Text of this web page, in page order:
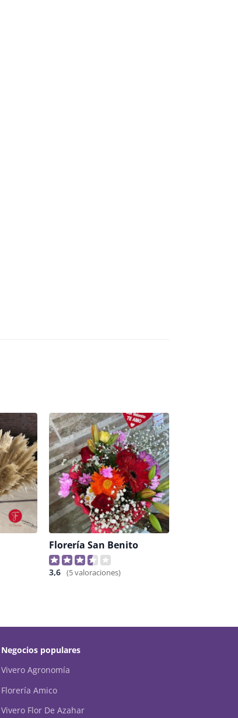
Florería San Benito
3,6 (5 valoraciones)
Negocios populares
Vivero Agronomía
Florería Amico
Vivero Flor De Azahar